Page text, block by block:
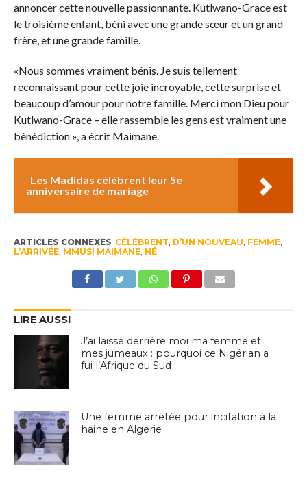
annoncer cette nouvelle passionnante. Kutlwano-Grace est
le troisième enfant, béni avec une grande sœur et un grand
frère, et une grande famille.
«Nous sommes vraiment bénis. Je suis tellement
reconnaissant pour cette joie incroyable, cette surprise et
beaucoup d’amour pour notre famille. Merci mon Dieu pour
Kutlwano-Grace – elle rassemble les gens est vraiment une
bénédiction », a écrit Maimane.
Les Madidas célèbrent leur 5e
anniversaire de mariage
ARTICLES CONNEXES CÉLÈBRENT, D’UN NOUVEAU, FEMME,
L’ARRIVÉE, MMUSI MAIMANE, NÉ
LIRE AUSSI
J’ai laissé derrière moi ma femme et
mes jumeaux : pourquoi ce Nigérian a
fui l’Afrique du Sud
Une femme arrêtée pour incitation à la
haine en Algérie